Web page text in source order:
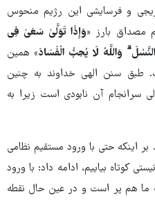
و فرسایشی این رژیم منحوس
مصداق بارز «وَإِذَا تَوَلَّیٰ سَعَیٰ فِی
وَاللَّهُ لَا یُحِبُّ الْفَسَادَ» همین
طبق سنن الهی خداوند به چنین
سرانجام آن نابودی است زیرا به
اینکه حتی با ورود مستقیم نظامی
کوتاه بیاییم، ادامه داد: با ورود
ما هم پر است و در عین حال نقطه